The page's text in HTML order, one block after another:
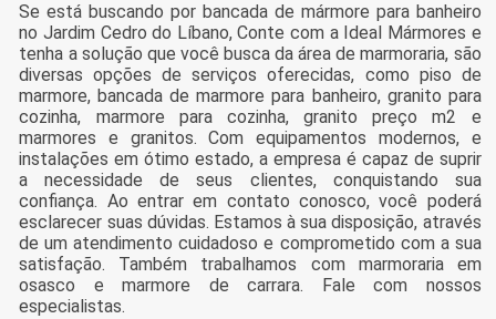
Se está buscando por bancada de mármore para banheiro
no Jardim Cedro do Líbano, Conte com a Ideal Mármores e
tenha a solução que você busca da área de marmoraria, são
diversas opções de serviços oferecidas, como piso de
marmore, bancada de marmore para banheiro, granito para
cozinha, marmore para cozinha, granito preço m2 e
marmores e granitos. Com equipamentos modernos, e
instalações em ótimo estado, a empresa é capaz de suprir
a necessidade de seus clientes, conquistando sua
confiança. Ao entrar em contato conosco, você poderá
esclarecer suas dúvidas. Estamos à sua disposição, através
de um atendimento cuidadoso e comprometido com a sua
satisfação. Também trabalhamos com marmoraria em
osasco e marmore de carrara. Fale com nossos
especialistas.